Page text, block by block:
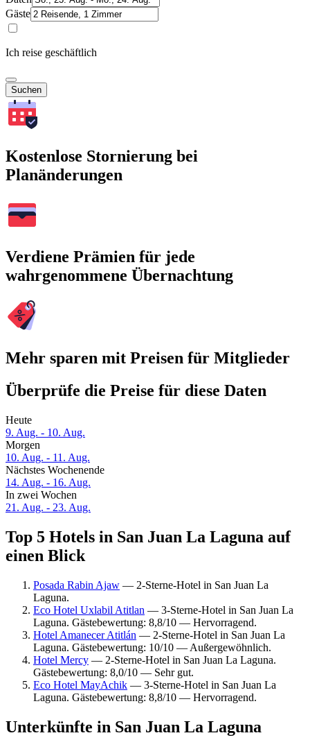
Gäste
Ich reise geschäftlich
Suchen
Kostenlose Stornierung bei
Planänderungen
Verdiene Prämien für jede
wahrgenommene Übernachtung
Mehr sparen mit Preisen für Mitglieder
Überprüfe die Preise für diese Daten
Heute
9. Aug. - 10. Aug.
Morgen
10. Aug. - 11. Aug.
Nächstes Wochenende
14. Aug. - 16. Aug.
In zwei Wochen
21. Aug. - 23. Aug.
Top 5 Hotels in San Juan La Laguna auf
einen Blick
Posada Rabin Ajaw — 2-Sterne-Hotel in San Juan La
Laguna.
Eco Hotel Uxlabil Atitlan — 3-Sterne-Hotel in San Juan La
Laguna. Gästebewertung: 8,8/10 — Hervorragend.
Hotel Amanecer Atitlán — 2-Sterne-Hotel in San Juan La
Laguna. Gästebewertung: 10/10 — Außergewöhnlich.
Hotel Mercy — 2-Sterne-Hotel in San Juan La Laguna.
Gästebewertung: 8,0/10 — Sehr gut.
Eco Hotel MayAchik — 3-Sterne-Hotel in San Juan La
Laguna. Gästebewertung: 8,8/10 — Hervorragend.
Unterkünfte in San Juan La Laguna